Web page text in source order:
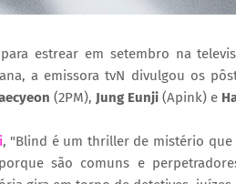
estrear em setembro na
a emissora tvN divulgou os
(2PM), Jung Eunji (Apink) e
, "Blind é um thriller de mistério
são comuns e